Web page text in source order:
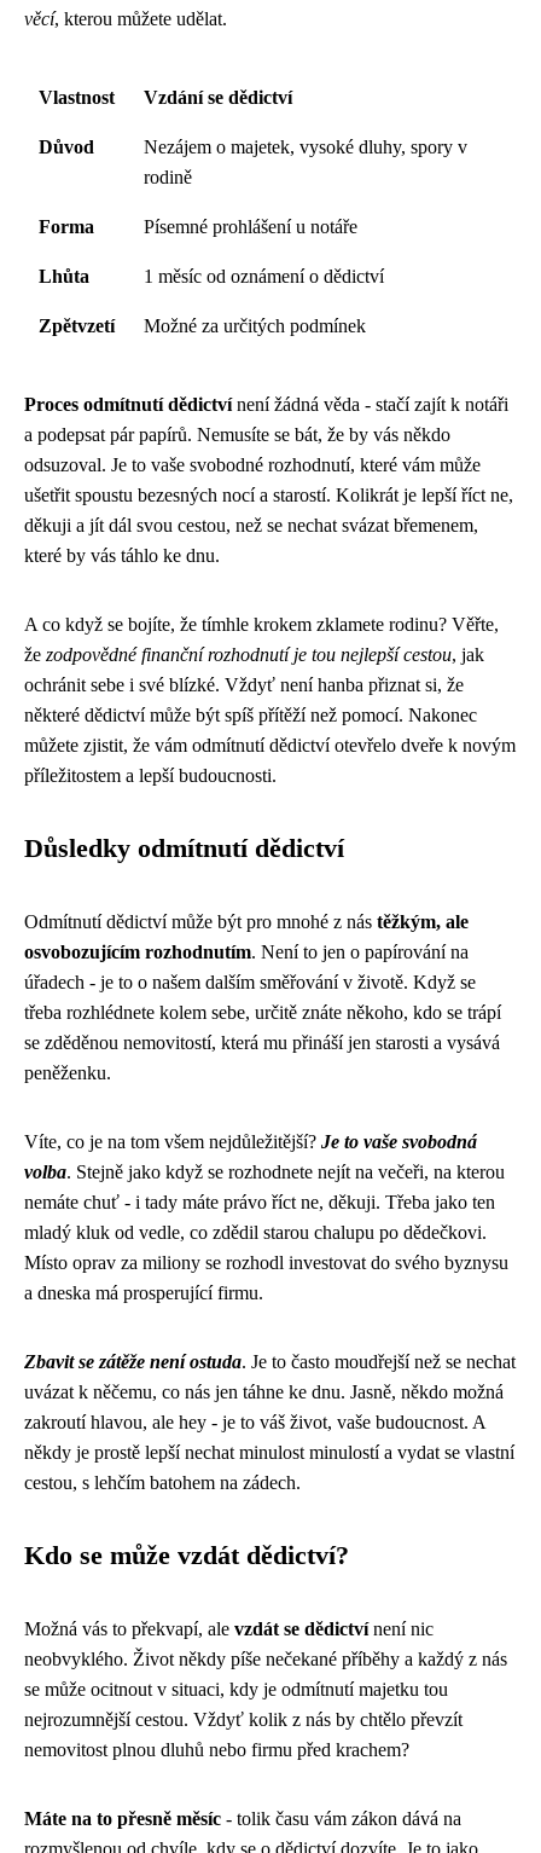
věcí, kterou můžete udělat.
Vlastnost Vzdání se dědictví
Důvod
Nezájem o majetek, vysoké dluhy, spory v
rodině
Forma Písemné prohlášení u notáře
Lhůta 1 měsíc od oznámení o dědictví
Zpětvzetí Možné za určitých podmínek
Proces odmítnutí dědictvínení žádná věda - stačí zajít k notáři
a podepsat pár papírů. Nemusíte se bát, že by vás někdo
odsuzoval. Je to vaše svobodné rozhodnutí, které vám může
ušetřit spoustu bezesných nocí a starostí. Kolikrát je lepší říct ne,
děkuji a jít dál svou cestou, než se nechat svázat břemenem,
které by vás táhlo ke dnu.
A co když se bojíte, že tímhle krokem zklamete rodinu? Věřte,
že zodpovědné finanční rozhodnutí je tou nejlepší cestou, jak
ochránit sebe i své blízké. Vždyť není hanba přiznat si, že
některé dědictví může být spíš přítěží než pomocí. Nakonec
můžete zjistit, že vám odmítnutí dědictví otevřelo dveře k novým
příležitostem a lepší budoucnosti.
Důsledky odmítnutí dědictví
Odmítnutí dědictví může být pro mnohé z nás těžkým, ale
osvobozujícím rozhodnutím. Není to jen o papírování na
úřadech - je to o našem dalším směřování v životě. Když se
třeba rozhlédnete kolem sebe, určitě znáte někoho, kdo se trápí
se zděděnou nemovitostí, která mu přináší jen starosti a vysává
peněženku.
Víte, co je na tom všem nejdůležitější? Je to vaše svobodná
volba. Stejně jako když se rozhodnete nejít na večeři, na kterou
nemáte chuť - i tady máte právo říct ne, děkuji. Třeba jako ten
mladý kluk od vedle, co zdědil starou chalupu po dědečkovi.
Místo oprav za miliony se rozhodl investovat do svého byznysu
a dneska má prosperující firmu.
Zbavit se zátěže není ostuda. Je to často moudřejší než se nechat
uvázat k něčemu, co nás jen táhne ke dnu. Jasně, někdo možná
zakroutí hlavou, ale hey - je to váš život, vaše budoucnost. A
někdy je prostě lepší nechat minulost minulostí a vydat se vlastní
cestou, s lehčím batohem na zádech.
Kdo se může vzdát dědictví?
Možná vás to překvapí, ale vzdát se dědictvínení nic
neobvyklého. Život někdy píše nečekané příběhy a každý z nás
se může ocitnout v situaci, kdy je odmítnutí majetku tou
nejrozumnější cestou. Vždyť kolik z nás by chtělo převzít
nemovitost plnou dluhů nebo firmu před krachem?
Máte na to přesně měsíc - tolik času vám zákon dává na